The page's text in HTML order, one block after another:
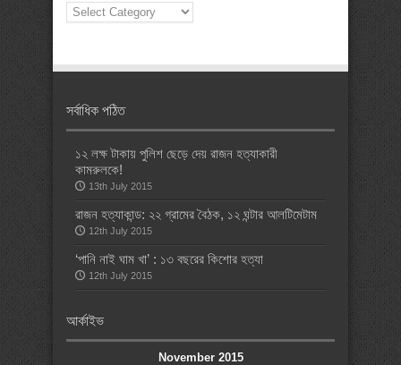
News
Categories
সর্বাধিক পঠিত
১২ লক্ষ টাকায় পুলিশ ছেড়ে দেয় রাজন হত্যাকারী
কামরুলকে!
13th July 2015
রাজন হত্যাকান্ড: ২২ গ্রামের বৈঠক, ১২ ঘন্টার আলটিমেটাম
12th July 2015
‘পানি নাই ঘাম খা’ : ১৩ বছরের কিশোর হত্যা
12th July 2015
আর্কাইভ
November 2015